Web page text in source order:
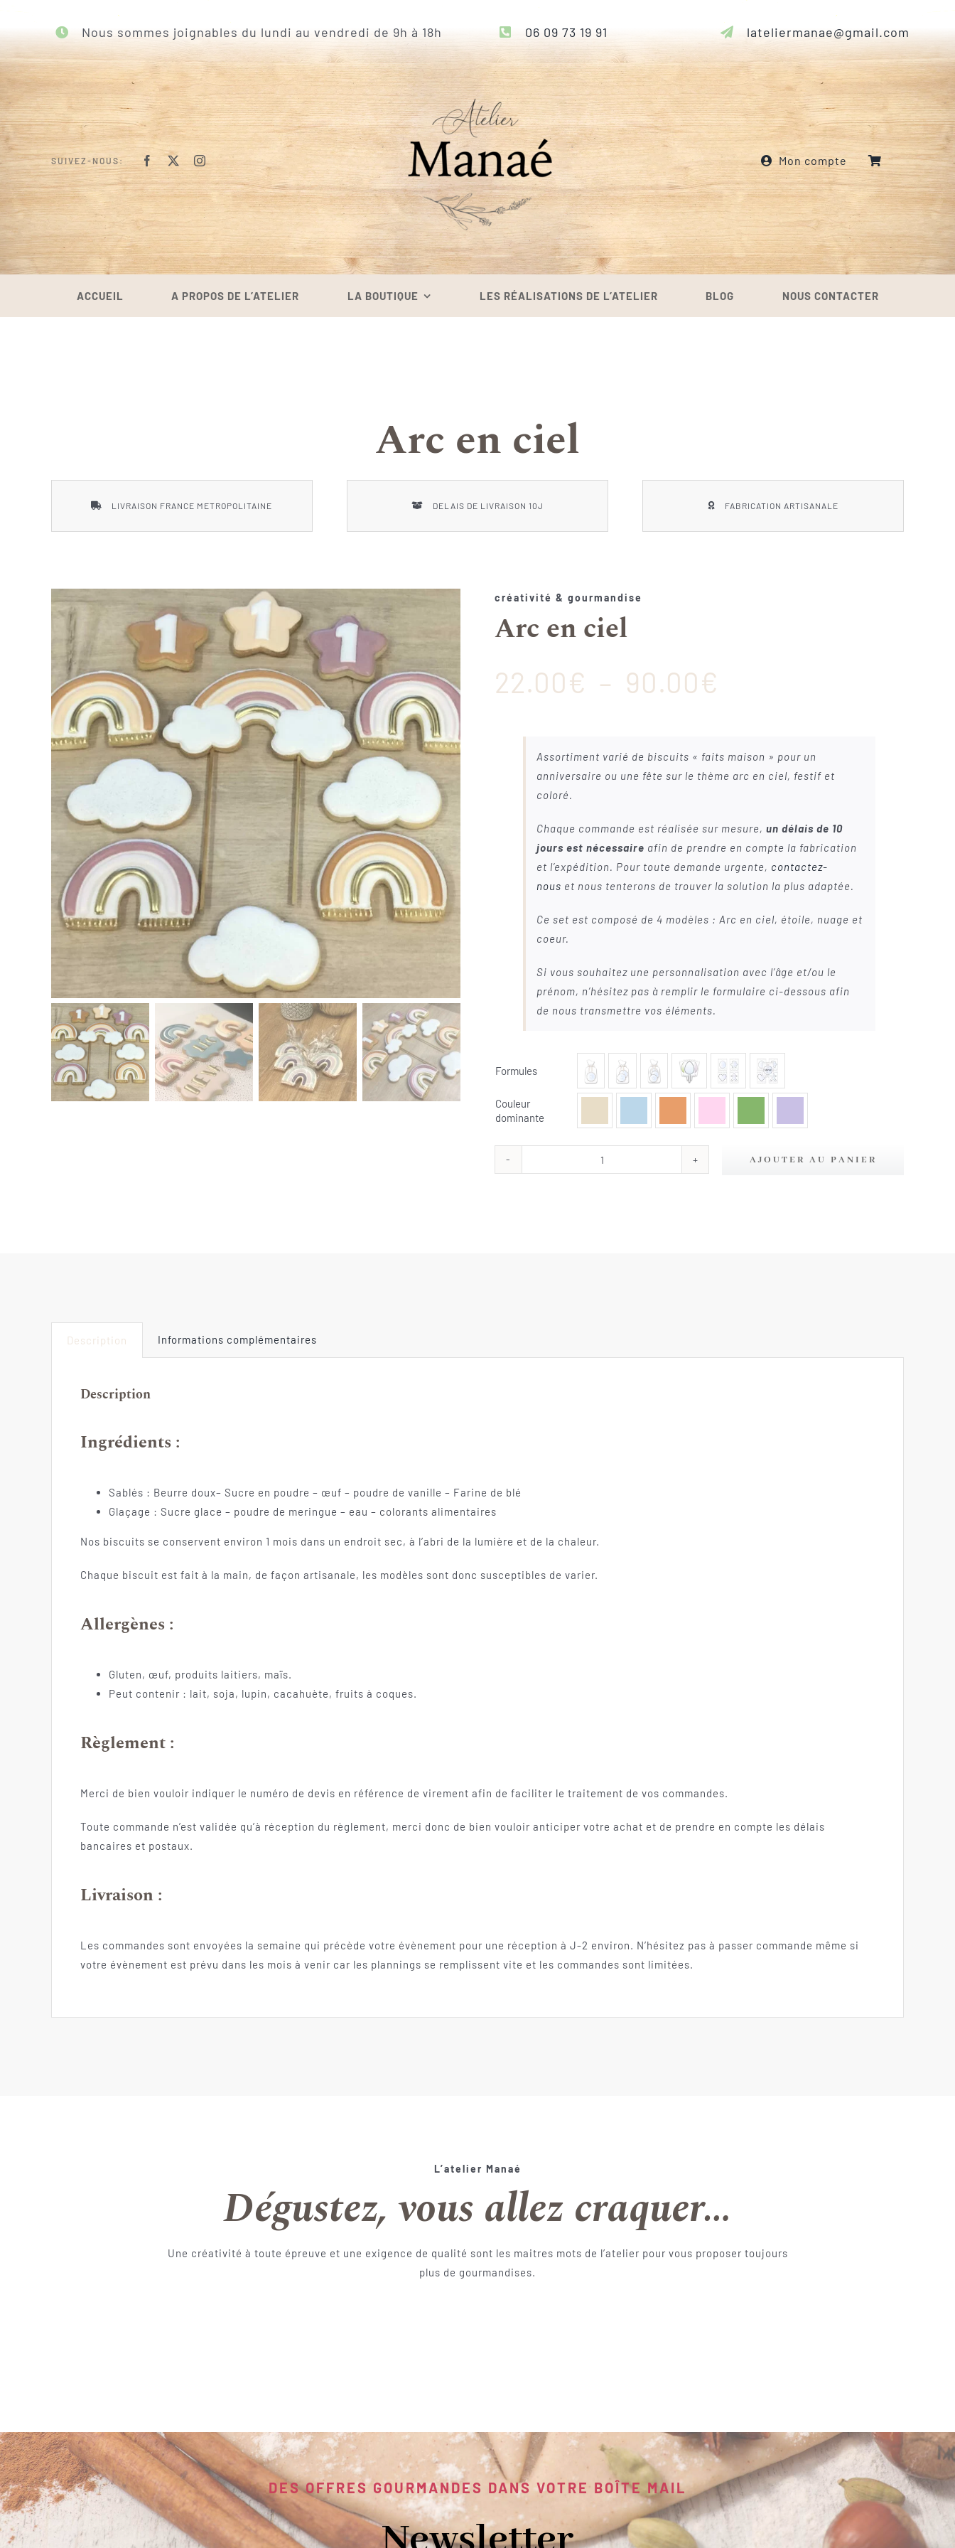
Nous sommes joignables du lundi au vendredi de 9h à 18h 06 09 73 19 91 lateliermanae@gmail.com
SUIVEZ-NOUS: Mon compte
ACCUEIL A PROPOS DE L’ATELIER LA BOUTIQUE LES RÉALISATIONS DE L’ATELIER BLOG NOUS CONTACTER
Arc en ciel
LIVRAISON FRANCE METROPOLITAINE DELAIS DE LIVRAISON 10J FABRICATION ARTISANALE
créativité & gourmandise
Arc en ciel
22.00€ – 90.00€
prix :
22.00€
à
90.00€
Assortiment varié de biscuits « faits maison » pour un
anniversaire ou une fête sur le thème arc en ciel, festif et
coloré.
Chaque commande est réalisée sur mesure, un délais de 10
jours est nécessaire afin de prendre en compte la fabrication
et l’expédition. Pour toute demande urgente, contactez-
nous et nous tenterons de trouver la solution la plus adaptée.
Ce set est composé de 4 modèles : Arc en ciel, étoile, nuage et
coeur.
Si vous souhaitez une personnalisation avec l’âge et/ou le
prénom, n’hésitez pas à remplir le formulaire ci-dessous afin
de nous transmettre vos éléments.
Formules
Couleur
dominante
quantité
AJOUTER AU PANIER
Description Informations complémentaires
Description
Ingrédients :
Sablés : Beurre doux– Sucre en poudre – œuf – poudre de vanille – Farine de blé
Glaçage : Sucre glace – poudre de meringue – eau – colorants alimentaires
Nos biscuits se conservent environ 1 mois dans un endroit sec, à l’abri de la lumière et de la chaleur.
Chaque biscuit est fait à la main, de façon artisanale, les modèles sont donc susceptibles de varier.
Allergènes :
Gluten, œuf, produits laitiers, maïs.
Peut contenir : lait, soja, lupin, cacahuète, fruits à coques.
Règlement :
Merci de bien vouloir indiquer le numéro de devis en référence de virement afin de faciliter le traitement de vos commandes.
Toute commande n’est validée qu’à réception du règlement, merci donc de bien vouloir anticiper votre achat et de prendre en compte les délais
bancaires et postaux.
Livraison :
Les commandes sont envoyées la semaine qui précède votre évènement pour une réception à J-2 environ. N’hésitez pas à passer commande même si
votre évènement est prévu dans les mois à venir car les plannings se remplissent vite et les commandes sont limitées.
L’atelier Manaé
Dégustez, vous allez craquer…
Une créativité à toute épreuve et une exigence de qualité sont les maitres mots de l’atelier pour vous proposer toujours
plus de gourmandises.
DES OFFRES GOURMANDES DANS VOTRE BOÎTE MAIL